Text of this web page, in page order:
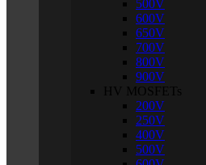
500V
600V
650V
700V
800V
900V
HV MOSFETs
200V
250V
400V
500V